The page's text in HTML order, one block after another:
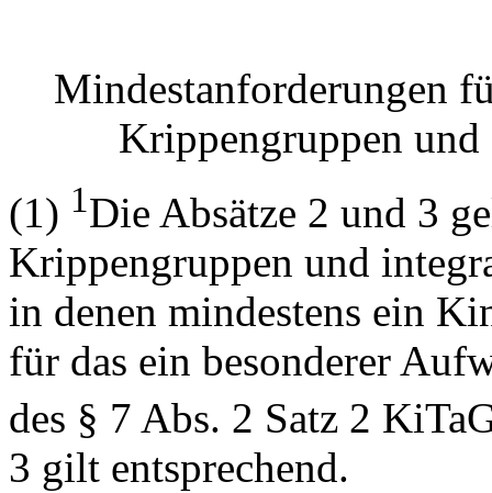
Mindestanforderungen
Krippengruppen
(1) 1Die Absätze 2 und 3
Krippengruppen und
in denen mindestens ein
für das ein besonderer
des § 7 Abs. 2 Satz 2
3 gilt entsprechend.